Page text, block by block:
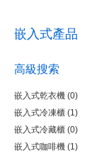
嵌入式產品
高級搜索
嵌入式乾衣機 (0)
嵌入式冷凍櫃 (1)
嵌入式冷藏櫃 (0)
嵌入式咖啡機 (1)